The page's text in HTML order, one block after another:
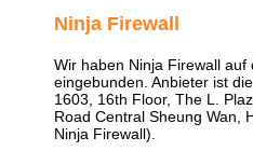
Ninja Firewall
Wir haben Ninja Firewall auf
eingebunden. Anbieter ist
1603, 16th Floor, The L.
Road Central Sheung Wan,
Ninja Firewall).